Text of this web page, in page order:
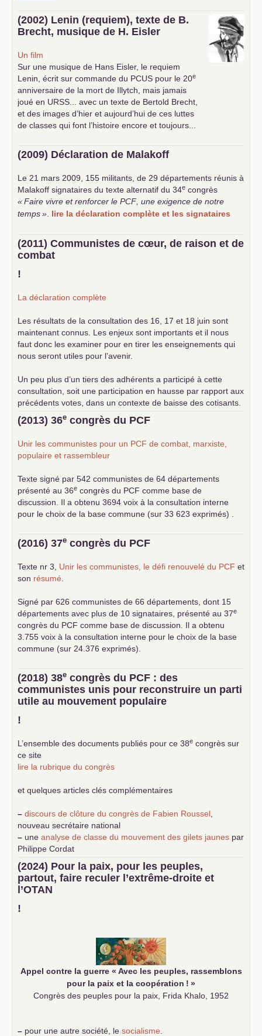
(2002) Lenin (requiem), texte de B.
Brecht, musique de H. Eisler
Un film
Sur une musique de Hans Eisler, le requiem
Lenin, écrit sur commande du PCUS pour le 20e
anniversaire de la mort de Illytch, mais jamais
joué en URSS ... avec un texte de Bertold Brecht,
et des images d’hier et aujourd’hui de ces luttes
de classes qui font l’histoire encore et toujours...
(2009) Déclaration de Malakoff
Le 21 mars 2009, 155 militants, de 29 départements réunis à
Malakoff signataires du texte alternatif du 34e congrès
«Faire vivre et renforcer le PCF , une exigence de notre
temps» lire la déclaration complète et les signataires
(2011) Communistes de cœur, de raison et de
combat
!
La déclaration complète
Les résultats de la consultation des 16, 17 et 18 juin sont
maintenant connus. Les enjeux sont importants et il nous
faut donc les examiner pour en tirer les enseignements qui
nous seront utiles pour l’avenir.
Un peu plus d’un tiers des adhérents a participé à cette
consultation, soit une participation en hausse par rapport aux
précédents votes, dans un contexte de baisse des cotisants.
... lire la suite
(2013) 36e congrès du PCF
Unir les communistes pour un PCF de combat, marxiste,
populaire et rassembleur
Texte signé par 542 communistes de 64 départements
présenté au 36e congrès du PCF comme base de
discussion. Il a obtenu 3694 voix à la consultation interne
pour le choix de la base commune (sur 33 623 exprimés) .
(2016) 37e congrès du PCF
Texte nr 3, Unir les communistes, le défi renouvelé du PCF et
son résumé
Signé par 626 communistes de 66 départements, dont 15
départements avec plus de 10 signataires, présenté au 37e
congrès du PCF comme base de discussion. Il a obtenu
3.755 voix à la consultation interne pour le choix de la base
commune (sur 24.376 exprimés).
(2018) 38e congrès du PCF : des
communistes unis pour reconstruire un parti
utile au mouvement populaire
!
L’ensemble des documents publiés pour ce 38e congrès sur
ce site
lire la rubrique du congrès
et quelques articles clés complémentaires
– discours de clôture du congrès de Fabien Roussel
nouveau secrétaire national
– une analyse de classe du mouvement des gilets jaunes par
Philippe Cordat
–
un texte de Jean-Claude Delaunay
le marxisme est la
science sociale de notre temps
–un appel proposé aux partis communistes et ouvrier
d’Europe
–
(2024) Pour la paix, pour les peuples,
partout, faire reculer l’extrême-droite et
l’OTAN
!
Appel contre la guerre « Avec les peuples, rassemblons
pour la paix et la coopération ! »
Congrès des peuples pour la paix, Frida Khalo, 1952
– pour une autre société, le socialisme